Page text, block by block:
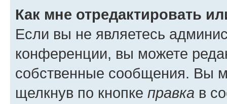
Как мне отредактировать
Если вы не являетесь
конференции, вы можете
собственные сообщения. Вы
щелкнув по кнопке правка в